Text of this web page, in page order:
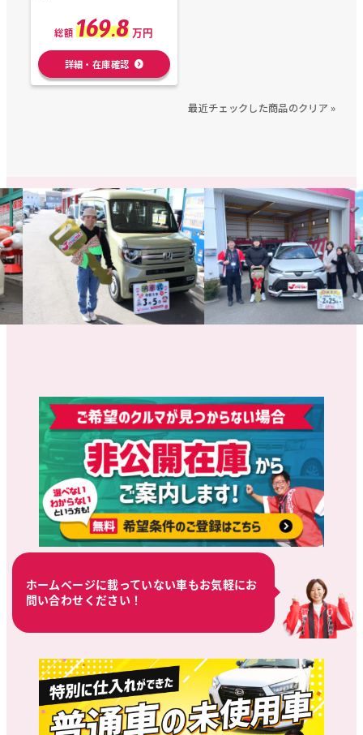
総額 169.8 万円
詳細・在庫確認
最近チェックした商品のクリア »
ホームページに載っていない車もお気軽にお
問い合わせください！